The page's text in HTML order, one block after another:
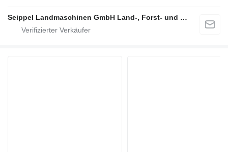
Seippel Landmaschinen GmbH Land-, Forst- und Gartentechnik